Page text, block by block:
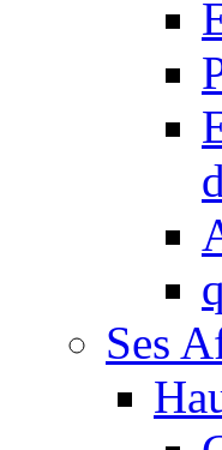
Ses